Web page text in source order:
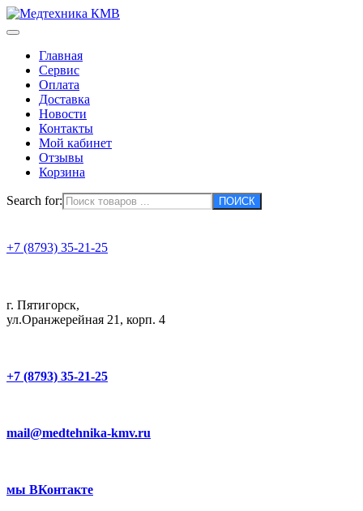
Главная
Сервис
Оплата
Доставка
Новости
Контакты
Мой кабинет
Отзывы
Корзина
Search for:
+7 (8793) 35-21-25
г. Пятигорск,
ул.Оранжерейная 21, корп. 4
+7 (8793) 35-21-25
mail@medtehnika-kmv.ru
мы ВКонтакте